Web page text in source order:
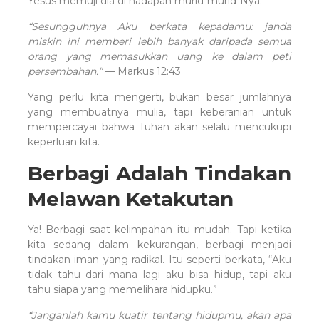
“Sesungguhnya Aku berkata kepadamu: janda
miskin ini memberi lebih banyak daripada semua
orang yang memasukkan uang ke dalam peti
persembahan.”— Markus 12:43
Yang perlu kita mengerti, bukan besar jumlahnya
yang membuatnya mulia, tapi keberanian untuk
mempercayai bahwa Tuhan akan selalu mencukupi
keperluan kita.
Berbagi Adalah Tindakan
Melawan Ketakutan
Ya! Berbagi saat kelimpahan itu mudah. Tapi ketika
kita sedang dalam kekurangan, berbagi menjadi
tindakan iman yang radikal. Itu seperti berkata, “Aku
tidak tahu dari mana lagi aku bisa hidup, tapi aku
tahu siapa yang memelihara hidupku.”
“Janganlah kamu kuatir tentang hidupmu, akan apa